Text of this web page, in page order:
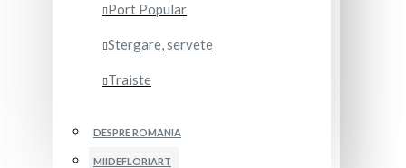
Port Popular
Stergare, servete
Traiste
DESPRE ROMANIA
MIIDEFLORIART